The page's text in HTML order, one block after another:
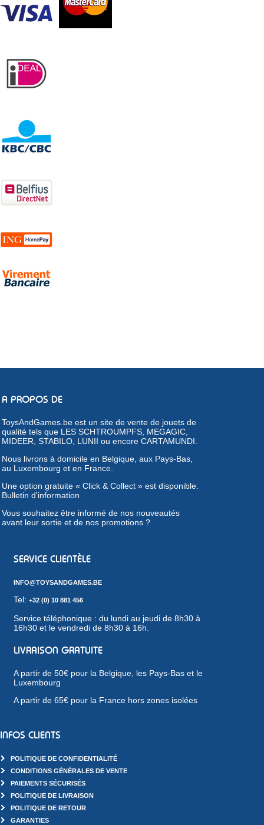
A PROPOS DE
ToysAndGames.be est un site de vente de jouets de
qualité tels que LES SCHTROUMPFS, MEGAGIC,
MIDEER, STABILO, LUNII ou encore CARTAMUNDI.
Nous livrons à domicile en Belgique, aux Pays-Bas,
au Luxembourg et en France.
Une option gratuite « Click & Collect » est disponible.
Bulletin d'information
Vous souhaitez être informé de nos nouveautés
avant leur sortie et de nos promotions ?
SERVICE CLIENTÈLE
INFO@TOYSANDGAMES.BE
Tel: +32 (0) 10 881 456
Service téléphonique : du lundi au jeudi de 8h30 à
16h30 et le vendredi de 8h30 à 16h.
LIVRAISON GRATUITE
A partir de 50€ pour la Belgique, les Pays-Bas et le
Luxembourg
A partir de 65€ pour la France hors zones isolées
INFOS CLIENTS
POLITIQUE DE CONFIDENTIALITÉ
CONDITIONS GÉNÉRALES DE VENTE
PAIEMENTS SÉCURISÉS
POLITIQUE DE LIVRAISON
POLITIQUE DE RETOUR
GARANTIES